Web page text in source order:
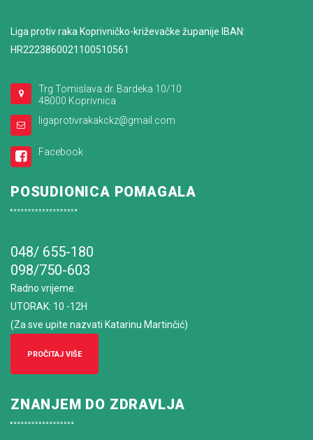
Liga protiv raka Koprivničko-križevačke županije IBAN:
HR2223860021100510561
Trg Tomislava dr. Bardeka 10/10
48000 Koprivnica
ligaprotivrakakckz@gmail.com
Facebook
POSUDIONICA POMAGALA
048/ 655-180
098/750-603
Radno vrijeme:
UTORAK: 10 -12H
(Za sve upite nazvati Katarinu Martinčić)
PROČITAJ VIŠE
ZNANJEM DO ZDRAVLJA